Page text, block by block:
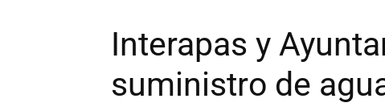
Interapas y
suministro de